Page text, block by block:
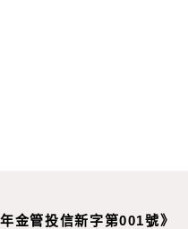
金管投信新字第001號》